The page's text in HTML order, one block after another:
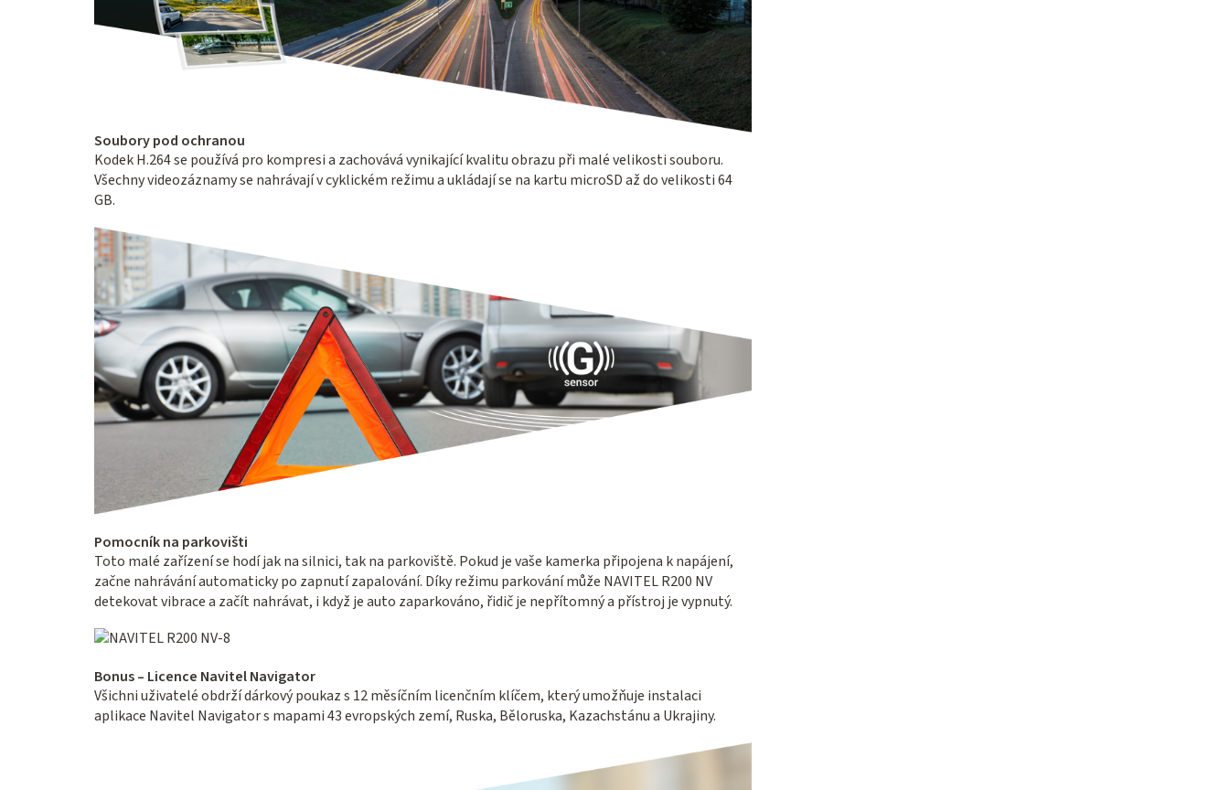
Soubory pod ochranou
Kodek H.264 se používá pro kompresi a zachovává vynikající kvalitu obrazu při malé velikosti souboru.
Všechny videozáznamy se nahrávají v cyklickém režimu a ukládají se na kartu microSD až do velikosti 64
GB.
Pomocník na parkovišti
Toto malé zařízení se hodí jak na silnici, tak na parkoviště. Pokud je vaše kamerka připojena k napájení,
začne nahrávání automaticky po zapnutí zapalování. Díky režimu parkování může NAVITEL R200 NV
detekovat vibrace a začít nahrávat, i když je auto zaparkováno, řidič je nepřítomný a přístroj je vypnutý.
Bonus – Licence Navitel Navigator
Všichni uživatelé obdrží dárkový poukaz s 12 měsíčním licenčním klíčem, který umožňuje instalaci
aplikace Navitel Navigator s mapami 43 evropských zemí, Ruska, Běloruska, Kazachstánu a Ukrajiny.